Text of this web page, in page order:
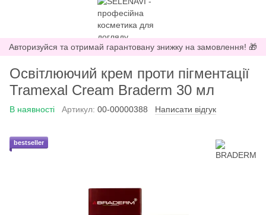
Авторизуйся та отримай гарантовану знижку на замовлення! 🎁
Освітлюючий крем проти пігментації
Tramexal Cream Braderm 30 мл
В наявності Артикул: 00-00000388 Написати відгук
bestseller